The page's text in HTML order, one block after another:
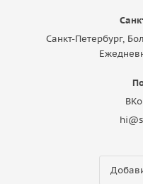
Санкт-Петербург,